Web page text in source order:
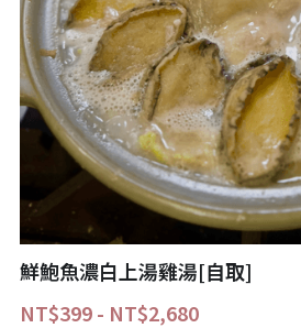
飲料調酒
登錄
搜索
（02) - 8771-8285
goodiescuisine@gmail.com
線上訂位
鮮鮑魚濃白上湯雞湯[自取]
NT$399 - NT$2,680